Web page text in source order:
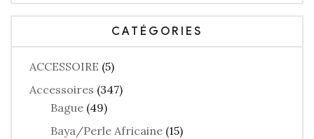
CATÉGORIES
ACCESSOIRE (5)
Accessoires (347)
Bague (49)
Baya/Perle Africaine (15)